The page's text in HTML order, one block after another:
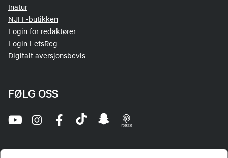
Inatur
NJFF-butikken
Login for redaktører
Login LetsReg
Digitalt aversjonsbevis
FØLG OSS